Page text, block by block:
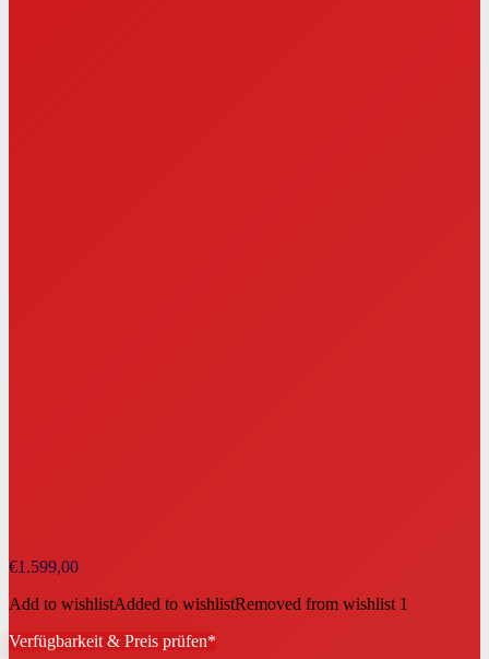
€1.599,00
Add to wishlistAdded to wishlistRemoved from wishlist 1
Verfügbarkeit & Preis prüfen*